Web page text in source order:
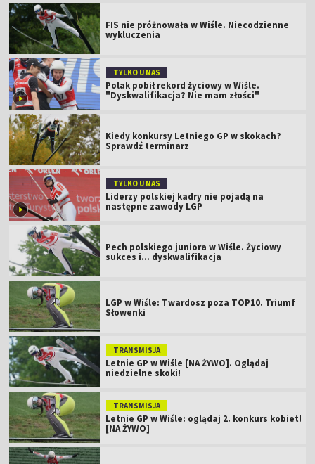
FIS nie próżnowała w Wiśle. Niecodzienne
wykluczenia
TYLKO U NAS
Polak pobił rekord życiowy w Wiśle.
"Dyskwalifikacja? Nie mam złości"
Kiedy konkursy Letniego GP w skokach?
Sprawdź terminarz
TYLKO U NAS
Liderzy polskiej kadry nie pojadą na
następne zawody LGP
Pech polskiego juniora w Wiśle. Życiowy
sukces i... dyskwalifikacja
LGP w Wiśle: Twardosz poza TOP10. Triumf
Słowenki
TRANSMISJA
Letnie GP w Wiśle [NA ŻYWO]. Oglądaj
niedzielne skoki!
TRANSMISJA
Letnie GP w Wiśle: oglądaj 2. konkurs kobiet!
[NA ŻYWO]